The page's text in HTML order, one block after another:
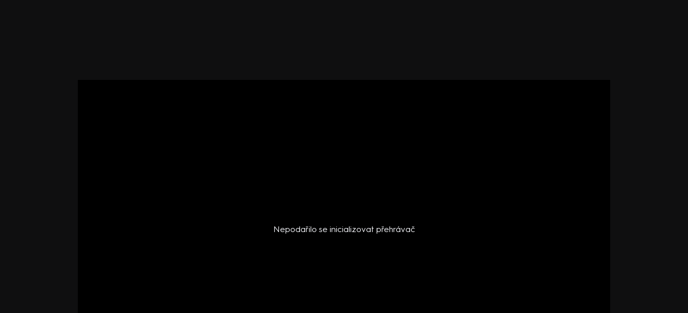
Nepodařilo se inicializovat přehrávač